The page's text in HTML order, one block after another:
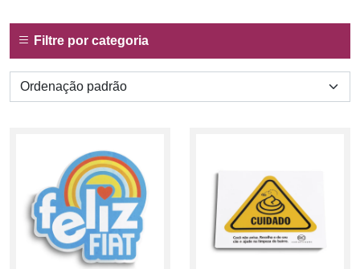
Filtre por categoria